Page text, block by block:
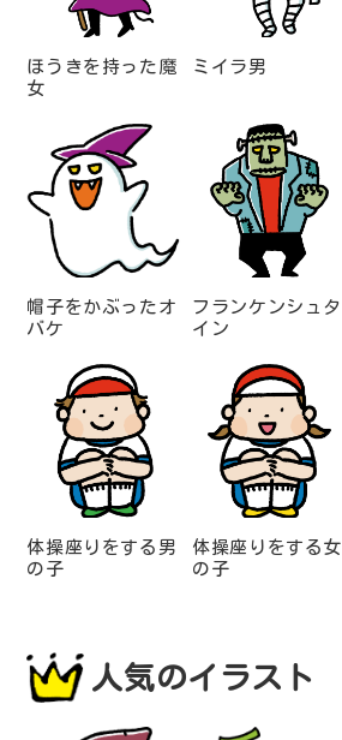
ほうきを持った魔
女
ミイラ男
帽子をかぶったオ
バケ
フランケンシュタ
イン
体操座りをする男
の子
体操座りをする女
の子
人気のイラスト